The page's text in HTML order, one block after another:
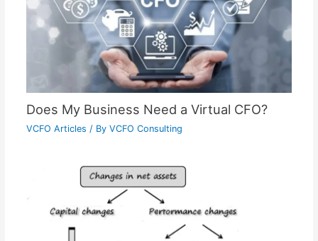
Does My Business Need a Virtual CFO?
VCFO Articles / By VCFO Consulting